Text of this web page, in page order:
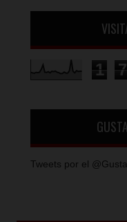
1 7
Tweets por el